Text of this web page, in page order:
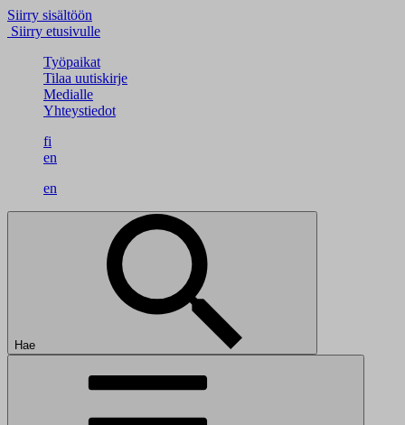
Siirry sisältöön
Siirry etusivulle
Työpaikat
Tilaa uutiskirje
Medialle
Yhteystiedot
fi
en
en
Hae